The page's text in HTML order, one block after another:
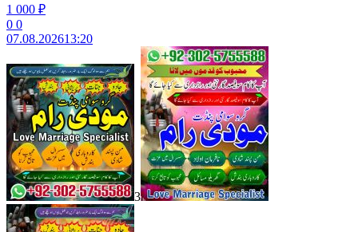
1 000 ₽
0 0
07.08.202613:20
3